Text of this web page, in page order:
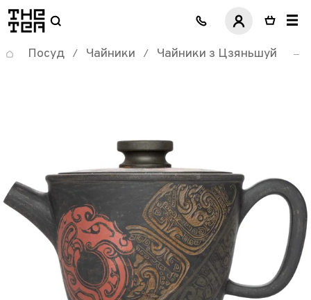
логотип
Посуд / Чайники / Чайники з Цзяньшуй